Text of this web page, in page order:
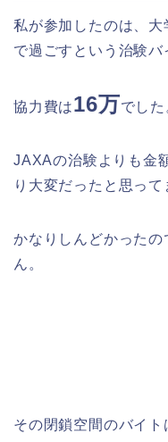
私が参加したのは、
で過ごすという治験バ
協力費は16万でした
JAXAの治験よりも金
り大変だったと思って
かなりしんどかった
ん。
その閉鎖空間のバイト